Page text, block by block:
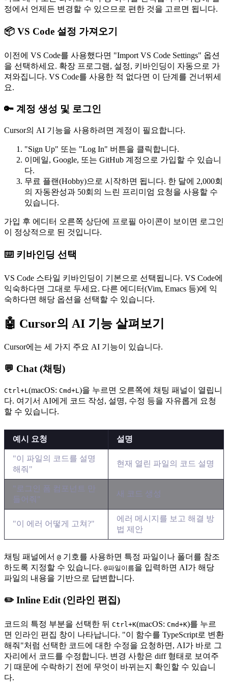
정에서 언제든 변경할 수 있으므로 편한 것을 고르면 됩니다.
📦 VS Code 설정 가져오기
이전에 VS Code를 사용했다면 "Import VS Code Settings" 옵션
을 선택하세요. 확장 프로그램, 설정, 키바인딩이 자동으로 가
져와집니다. VS Code를 사용한 적 없다면 이 단계를 건너뛰세
요.
🔑 계정 생성 및 로그인
Cursor의 AI 기능을 사용하려면 계정이 필요합니다.
"Sign Up" 또는 "Log In" 버튼을 클릭합니다.
이메일, Google, 또는 GitHub 계정으로 가입할 수 있습니
다.
무료 플랜(Hobby)으로 시작하면 됩니다. 한 달에 2,000회
의 자동완성과 50회의 느린 프리미엄 요청을 사용할 수
있습니다.
가입 후 에디터 오른쪽 상단에 프로필 아이콘이 보이면 로그인
이 정상적으로 된 것입니다.
⌨️ 키바인딩 선택
VS Code 스타일 키바인딩이 기본으로 선택됩니다. VS Code에
익숙하다면 그대로 두세요. 다른 에디터(Vim, Emacs 등)에 익
숙하다면 해당 옵션을 선택할 수 있습니다.
🤖 Cursor의 AI 기능 살펴보기
Cursor에는 세 가지 주요 AI 기능이 있습니다.
💬 Chat (채팅)
Ctrl+L (macOS: Cmd+L )을 누르면 오른쪽에 채팅 패널이 열립니
다. 여기서 AI에게 코드 작성, 설명, 수정 등을 자유롭게 요청
할 수 있습니다.
예시 요청 설명
"이 파일의 코드를 설명
해줘"
현재 열린 파일의 코드 설명
"로그인 폼 컴포넌트 만
들어줘"
새 코드 생성
"이 에러 어떻게 고쳐?"
에러 메시지를 보고 해결 방
법 제안
채팅 패널에서 @ 기호를 사용하면 특정 파일이나 폴더를 참조
하도록 지정할 수 있습니다. @파일이름을 입력하면 AI가 해당
파일의 내용을 기반으로 답변합니다.
✏️ Inline Edit (인라인 편집)
코드의 특정 부분을 선택한 뒤 Ctrl+K(macOS: Cmd+K)를 누르
면 인라인 편집 창이 나타납니다. "이 함수를 TypeScript로 변환
해줘"처럼 선택한 코드에 대한 수정을 요청하면, AI가 바로 그
자리에서 코드를 수정합니다. 변경 사항은 diff 형태로 보여주
기 때문에 수락하기 전에 무엇이 바뀌는지 확인할 수 있습니
다.